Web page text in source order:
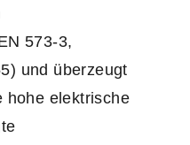
573-3,
und überzeugt
hohe elektrische